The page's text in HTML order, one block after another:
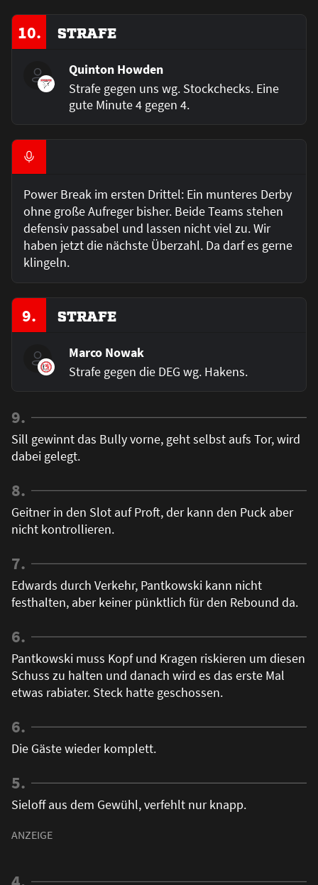
10. STRAFE
Quinton Howden
Strafe gegen uns wg. Stockchecks. Eine
gute Minute 4 gegen 4.
Power Break im ersten Drittel: Ein munteres Derby
ohne große Aufreger bisher. Beide Teams stehen
defensiv passabel und lassen nicht viel zu. Wir
haben jetzt die nächste Überzahl. Da darf es gerne
klingeln.
9. STRAFE
Marco Nowak
Strafe gegen die DEG wg. Hakens.
9.
Sill gewinnt das Bully vorne, geht selbst aufs Tor, wird
dabei gelegt.
8.
Geitner in den Slot auf Proft, der kann den Puck aber
nicht kontrollieren.
7.
Edwards durch Verkehr, Pantkowski kann nicht
festhalten, aber keiner pünktlich für den Rebound da.
6.
Pantkowski muss Kopf und Kragen riskieren um diesen
Schuss zu halten und danach wird es das erste Mal
etwas rabiater. Steck hatte geschossen.
6.
Die Gäste wieder komplett.
5.
Sieloff aus dem Gewühl, verfehlt nur knapp.